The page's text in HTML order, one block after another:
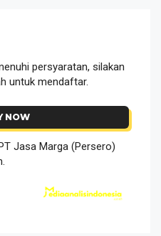
persyaratan, silakan
untuk mendaftar.
NOW
Jasa Marga (Persero)